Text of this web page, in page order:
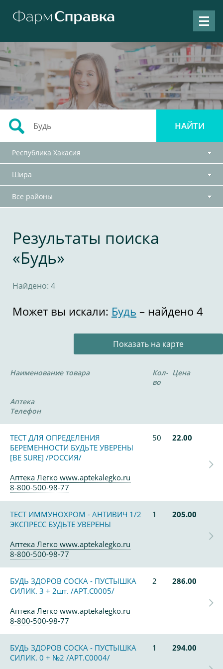
Республика Хакасия
Шира
Все районы
Результаты поиска
«Будь»
Найдено: 4
Может вы искали: Будь – найдено 4
Показать на карте
Наименование товара
Кол-
во
Цена
Аптека
Телефон
ТЕСТ ДЛЯ ОПРЕДЕЛЕНИЯ
БЕРЕМЕННОСТИ БУДЬТЕ УВЕРЕНЫ
[BE SURE] /РОССИЯ/
50 22.00
Аптека Легко www.aptekalegko.ru
8-800-500-98-77
ТЕСТ ИММУНОХРОМ - АНТИВИЧ 1/2
ЭКСПРЕСС БУДЬТЕ УВЕРЕНЫ
1 205.00
Аптека Легко www.aptekalegko.ru
8-800-500-98-77
БУДЬ ЗДОРОВ СОСКА - ПУСТЫШКА
СИЛИК. 3 + 2шт. /АРТ.С0005/
2 286.00
Аптека Легко www.aptekalegko.ru
8-800-500-98-77
БУДЬ ЗДОРОВ СОСКА - ПУСТЫШКА
СИЛИК. 0 + №2 /АРТ.С0004/
1 294.00